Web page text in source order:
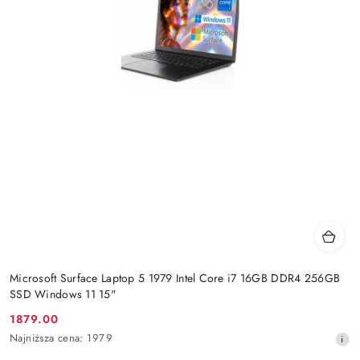
Microsoft Surface Laptop 5 1979 Intel Core i7 16GB DDR4 256GB
SSD Windows 11 15"
Cena
promocyjna:
1879.00
Najniższa
Najniższa cena: 1979